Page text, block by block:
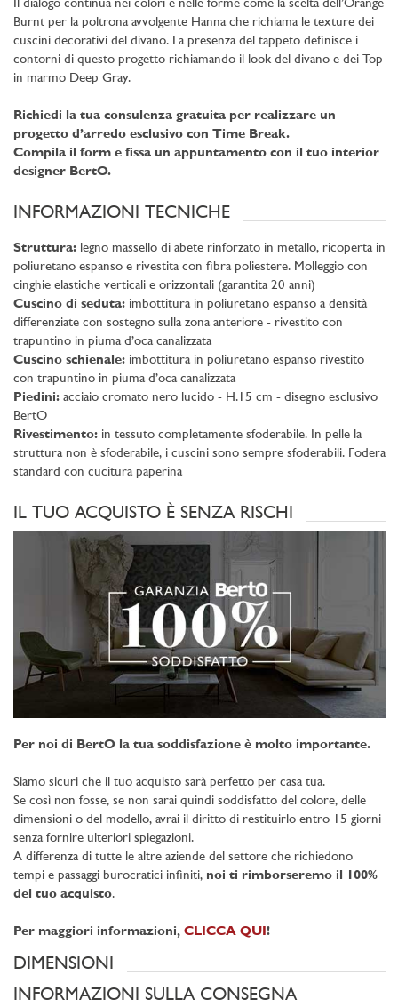
Il dialogo continua nei colori e nelle forme come la scelta dell’Orange
Burnt per la poltrona avvolgente Hanna che richiama le texture dei
cuscini decorativi del divano. La presenza del tappeto definisce i
contorni di questo progetto richiamando il look del divano e dei Top
in marmo Deep Gray.
Richiedi la tua consulenza gratuita per realizzare un
progetto d’arredo esclusivo con Time Break.
Compila il form e fissa un appuntamento con il tuo interior
designer BertO.
INFORMAZIONI TECNICHE
Struttura: legno massello di abete rinforzato in metallo, ricoperta in
poliuretano espanso e rivestita con fibra poliestere. Molleggio con
cinghie elastiche verticali e orizzontali (garantita 20 anni)
Cuscino di seduta: imbottitura in poliuretano espanso a densità
differenziate con sostegno sulla zona anteriore - rivestito con
trapuntino in piuma d’oca canalizzata
Cuscino schienale: imbottitura in poliuretano espanso rivestito
con trapuntino in piuma d’oca canalizzata
Piedini: acciaio cromato nero lucido - H.15 cm - disegno esclusivo
BertO
Rivestimento: in tessuto completamente sfoderabile. In pelle la
struttura non è sfoderabile, i cuscini sono sempre sfoderabili. Fodera
standard con cucitura paperina
IL TUO ACQUISTO È SENZA RISCHI
Per noi di BertO la tua soddisfazione è molto importante.
Siamo sicuri che il tuo acquisto sarà perfetto per casa tua.
Se così non fosse, se non sarai quindi soddisfatto del colore, delle
dimensioni o del modello, avrai il diritto di restituirlo entro 15 giorni
senza fornire ulteriori spiegazioni.
A differenza di tutte le altre aziende del settore che richiedono
tempi e passaggi burocratici infiniti, noi ti rimborseremo il 100%
del tuo acquisto.
Per maggiori informazioni, CLICCA QUI!
DIMENSIONI
INFORMAZIONI SULLA CONSEGNA